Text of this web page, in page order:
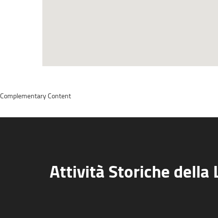
Attività Storiche della
Complementary Content